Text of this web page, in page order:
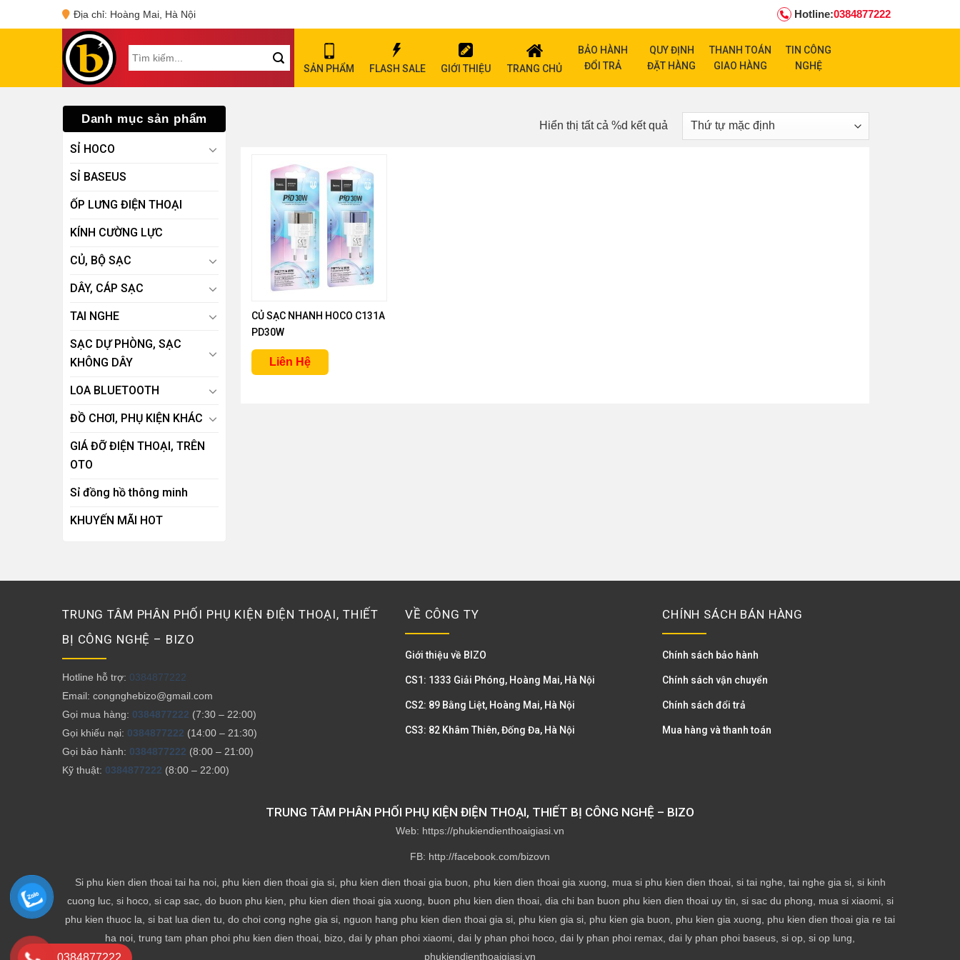
to
Địa chỉ: Hoàng Mai, Hà Nội Hotline:0384877222
Tìm
kiếm:
SẢN PHẨM FLASH SALE GIỚI THIỆU TRANG CHỦ
BẢO HÀNH
ĐỔI TRẢ
QUY ĐỊNH
ĐẶT HÀNG
THANH TOÁN
GIAO HÀNG
TIN CÔNG
NGHỆ
Danh mục sản phẩm
SỈ HOCO
SỈ BASEUS
ỐP LƯNG ĐIỆN THOẠI
KÍNH CƯỜNG LỰC
CỦ, BỘ SẠC
DÂY, CÁP SẠC
TAI NGHE
SẠC DỰ PHÒNG, SẠC
KHÔNG DÂY
LOA BLUETOOTH
ĐỒ CHƠI, PHỤ KIỆN KHÁC
GIÁ ĐỠ ĐIỆN THOẠI, TRÊN
OTO
Sỉ đồng hồ thông minh
KHUYẾN MÃI HOT
Hiển thị tất cả %d kết quả
CỦ SẠC NHANH HOCO C131A
PD30W
Liên Hệ
TRUNG TÂM PHÂN PHỐI PHỤ KIỆN ĐIỆN THOẠI, THIẾT
BỊ CÔNG NGHỆ – BIZO
Hotline hỗ trợ: 0384877222
Email: congnghebizo@gmail.com
Gọi mua hàng: 0384877222 (7:30 – 22:00)
Gọi khiếu nại: 0384877222 (14:00 – 21:30)
Gọi bảo hành: 0384877222 (8:00 – 21:00)
Kỹ thuật: 0384877222 (8:00 – 22:00)
VỀ CÔNG TY
Giới thiệu về BIZO
CS1: 1333 Giải Phóng, Hoàng Mai, Hà Nội
CS2: 89 Bằng Liệt, Hoàng Mai, Hà Nội
CS3: 82 Khâm Thiên, Đống Đa, Hà Nội
CHÍNH SÁCH BÁN HÀNG
Chính sách bảo hành
Chính sách vận chuyển
Chính sách đổi trả
Mua hàng và thanh toán
TRUNG TÂM PHÂN PHỐI PHỤ KIỆN ĐIỆN THOẠI, THIẾT BỊ CÔNG NGHỆ – BIZO
Web: https://phukiendienthoaigiasi.vn
FB: http://facebook.com/bizovn
Si phu kien dien thoai tai ha noi, phu kien dien thoai gia si, phu kien dien thoai gia buon, phu kien dien thoai gia xuong, mua si phu kien dien thoai, si tai nghe, tai nghe gia si, si kinh
cuong luc, si hoco, si cap sac, do buon phu kien, phu kien dien thoai gia xuong, buon phu kien dien thoai, dia chi ban buon phu kien dien thoai uy tin, si sac du phong, mua si xiaomi, si
phu kien thuoc la, si bat lua dien tu, do choi cong nghe gia si, nguon hang phu kien dien thoai gia si, phu kien gia si, phu kien gia buon, phu kien gia xuong, phu kien dien thoai gia re tai
ha noi, trung tam phan phoi phu kien dien thoai, bizo, dai ly phan phoi xiaomi, dai ly phan phoi hoco, dai ly phan phoi remax, dai ly phan phoi baseus, si op, si op lung,
phukiendienthoaigiasi.vn
0384877222